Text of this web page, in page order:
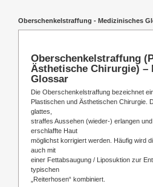
Oberschenkelstraffung - Medizinisches
Oberschenkelstraffung
Ästhetische Chirurgie) –
Glossar
Die Oberschenkelstraffung bezeichnet
Plastischen und Ästhetischen Chirurgie.
glattes,
straffes Aussehen (wieder-) erlangen
erschlaffte Haut
möglichst korrigiert werden. Häufig wird
auch mit
einer Fettabsaugung / Liposuktion zur
typischen
„Reiterhosen“ kombiniert.